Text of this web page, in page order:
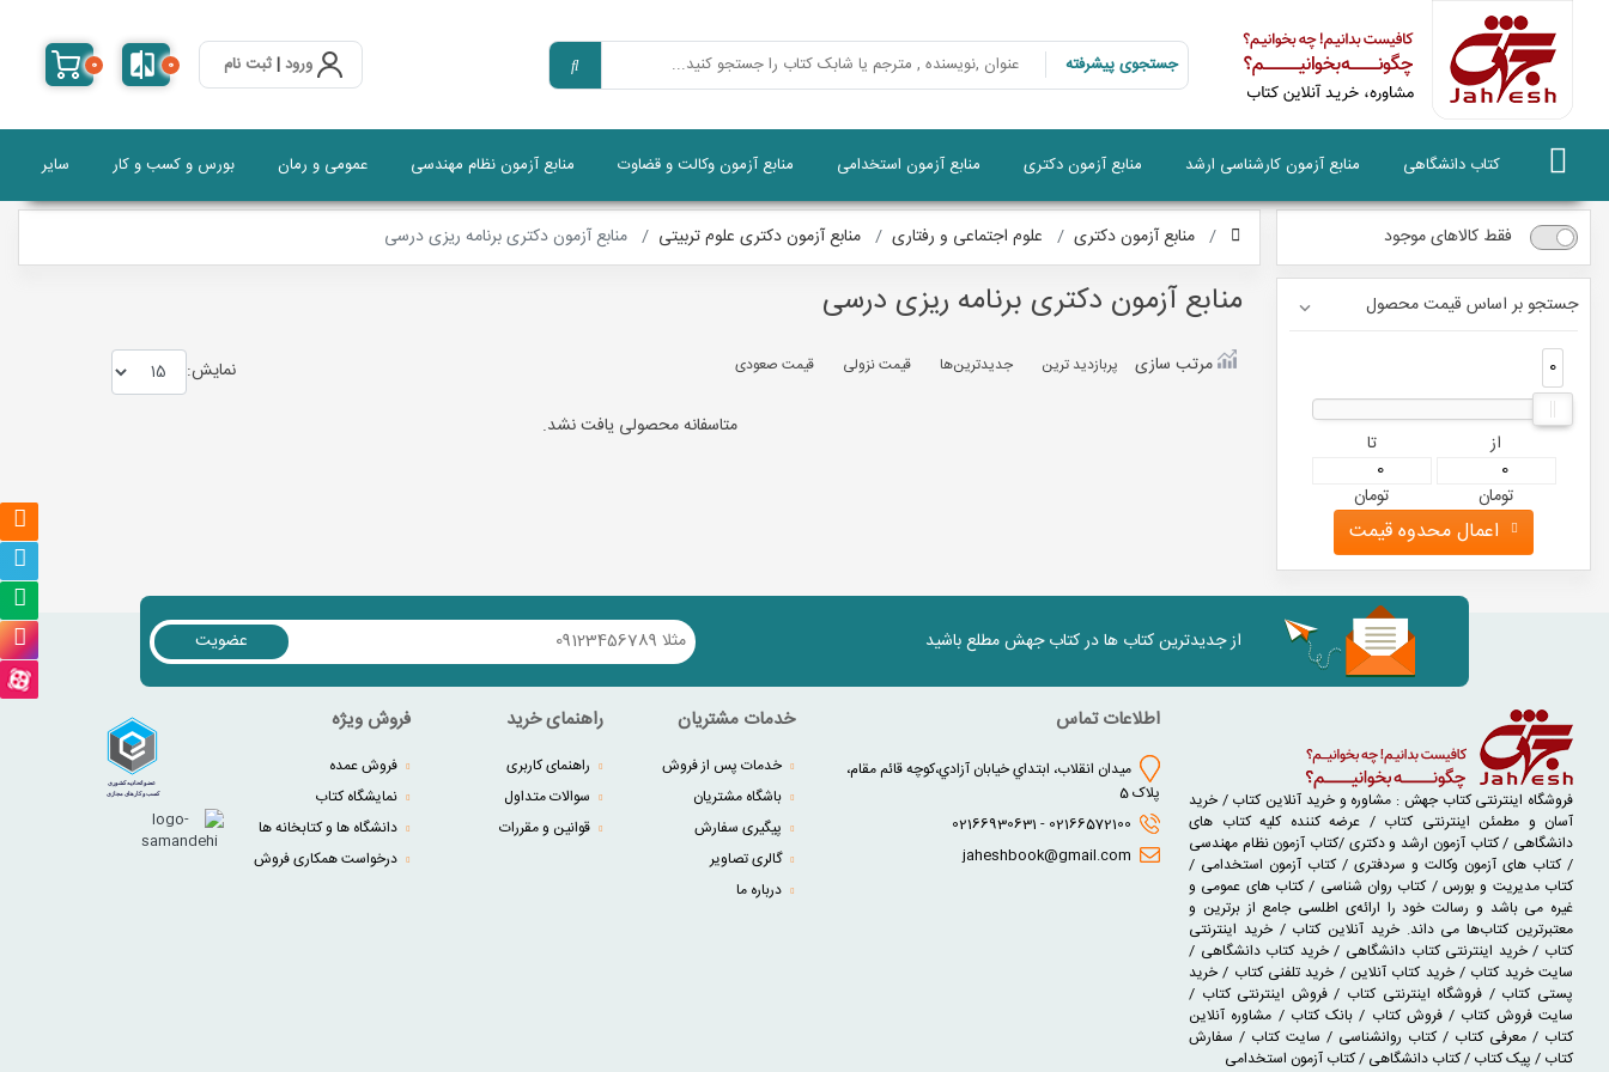
جستجوی پیشرفته ورود|ثبت نام 0
0
کتاب دانشگاهی منابع آزمون کارشناسی ارشد منابع آزمون دکتری منابع آزمون استخدامی منابع آزمون وکالت و قضاوت منابع آزمون نظام مهندسی عمومی و رمان بورس و کسب و کار سایر
فقط کالاهای موجود
جستجو بر اساس قیمت محصول
0
0
از
تومان
تا
تومان
اعمال محدوه قیمت
منابع آزمون دکتری علوم اجتماعی و رفتاری منابع آزمون دکتری علوم تربیتی منابع آزمون دکتری برنامه ریزی درسی
منابع آزمون دکتری برنامه ریزی درسی
مرتب سازی پربازديد ترين جديدترين‌ها قيمت نزولی قيمت صعودی
نمايش:
متاسفانه محصولی یافت نشد.
از جدیدترین کتاب ها در کتاب جهش مطلع باشید عضویت
فروشگاه اینترنتی کتاب جهش : مشاوره و خرید آنلاین کتاب / خرید
آسان و مطمئن اینترنتی کتاب / عرضه کننده کلیه کتاب های
دانشگاهی / کتاب آزمون ارشد و دکتری /کتاب آزمون نظام مهندسی
/ کتاب های آزمون وکالت و سردفتری / کتاب آزمون استخدامی /
کتاب مدیریت و بورس / کتاب روان شناسی / کتاب های عمومی و
غیره می باشد و رسالت خود را ارائه‌ی اطلسی جامع از برترین و
معتبرترین کتاب‌ها می داند. خرید آنلاین کتاب / خرید اینترنتی
کتاب / خرید اینترنتی کتاب دانشگاهی / خرید کتاب دانشگاهی /
سایت خرید کتاب / خرید کتاب آنلاین / خرید تلفنی کتاب / خرید
پستی کتاب / فروشگاه اینترنتی کتاب / فروش اینترنتی کتاب /
سایت فروش کتاب / فروش کتاب / بانک کتاب / مشاوره آنلاین
کتاب / معرفی کتاب / کتاب روانشناسی / سایت کتاب / سفارش
کتاب / پیک کتاب / کتاب دانشگاهی / کتاب آزمون استخدامی
اطلاعات تماس
میدان انقلاب، ابتداي خيابان آزادي،کوچه قائم مقام،
پلاک 5
خدمات مشتریان
خدمات پس از فروش
باشگاه مشتریان
پیگیری سفارش
گالری تصاویر
درباره ما
راهنمای خرید
راهنمای کاربری
سوالات متداول
قوانین و مقررات
فروش ویژه
فروش عمده
نمایشگاه کتاب
دانشگاه ها و کتابخانه ها
درخواست همکاری فروش